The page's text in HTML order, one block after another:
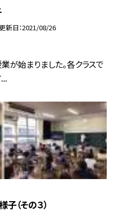
新日 2021/08/26
が始まりました。各クラスで
（その３）